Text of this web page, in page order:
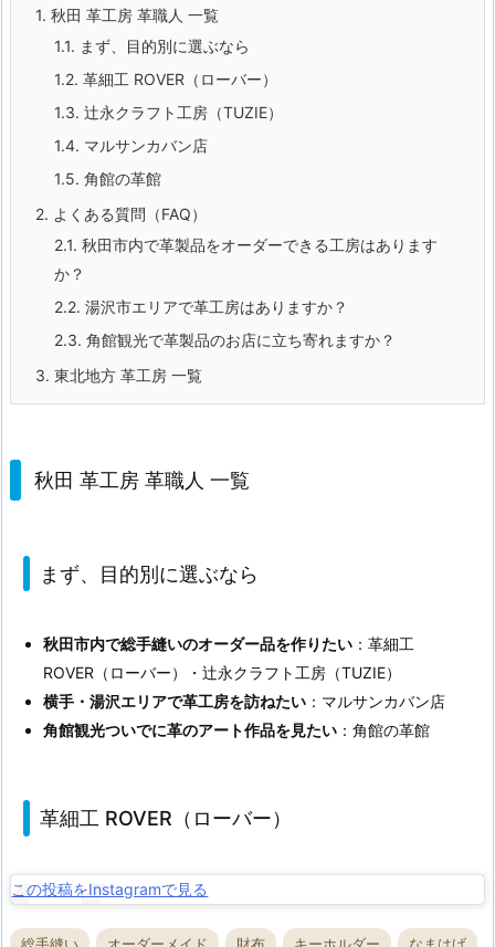
1. 秋田 革工房 革職人 一覧
1.1. まず、目的別に選ぶなら
1.2. 革細工 ROVER（ローバー）
1.3. 辻永クラフト工房（TUZIE）
1.4. マルサンカバン店
1.5. 角館の革館
2. よくある質問（FAQ）
2.1. 秋田市内で革製品をオーダーできる工房はあります
か？
2.2. 湯沢市エリアで革工房はありますか？
2.3. 角館観光で革製品のお店に立ち寄れますか？
3. 東北地方 革工房 一覧
秋田 革工房 革職人 一覧
まず、目的別に選ぶなら
秋田市内で総手縫いのオーダー品を作りたい ：革細工
ROVER（ローバー）・辻永クラフト工房（TUZIE）
横手・湯沢エリアで革工房を訪ねたい ：マルサンカバン店
角館観光ついでに革のアート作品を見たい ：角館の革館
革細工 ROVER（ローバー）
この投稿をInstagramで見る